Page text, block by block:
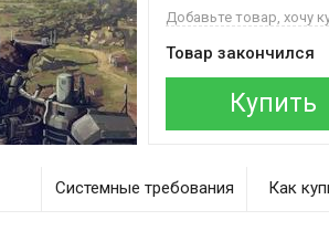
Добавьте товар, хочу
Товар закончился
Купить
Системные требования Как